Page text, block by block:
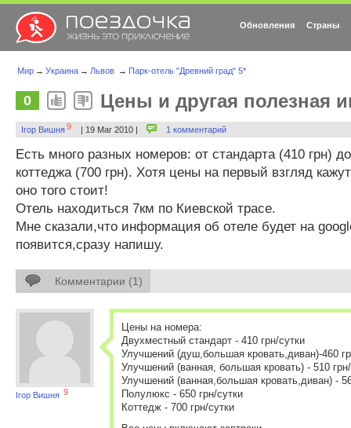
Обновления Страны
Мир → Украина → Львов → Парк-отель "Древний град" 5*
0 Цены и другая полезная
Ігор Вишня9 | 19 Mar 2010 | 1 комментарий
Есть много разных номеров: от стандарта (410 грн)
коттеджа (700 грн). Хотя цены на первый взгляд
оно того стоит!
Отель находиться 7км по Киевской трасе.
Мне сказали,что информация об отеле будет на
появится,сразу напишу.
Комментарии (1)
Ігор Вишня 9
Цены на номера:
Двухместный стандарт - 410 грн/сутки
Улучшений (душ,большая кровать,диван)-460
Улучшений (ванная, большая кровать) - 510
Улучшений (ванная,большая кровать,диван) -
Полулюкс - 650 грн/сутки
Коттедж - 700 грн/сутки